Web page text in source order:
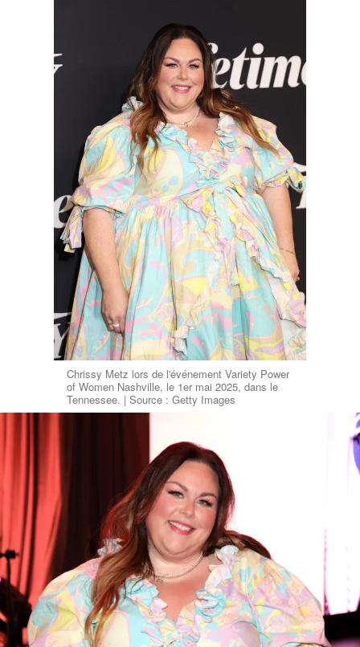
Chrissy Metz lors de l'événement Variety Power
of Women Nashville, le 1er mai 2025, dans le
Tennessee. | Source : Getty Images